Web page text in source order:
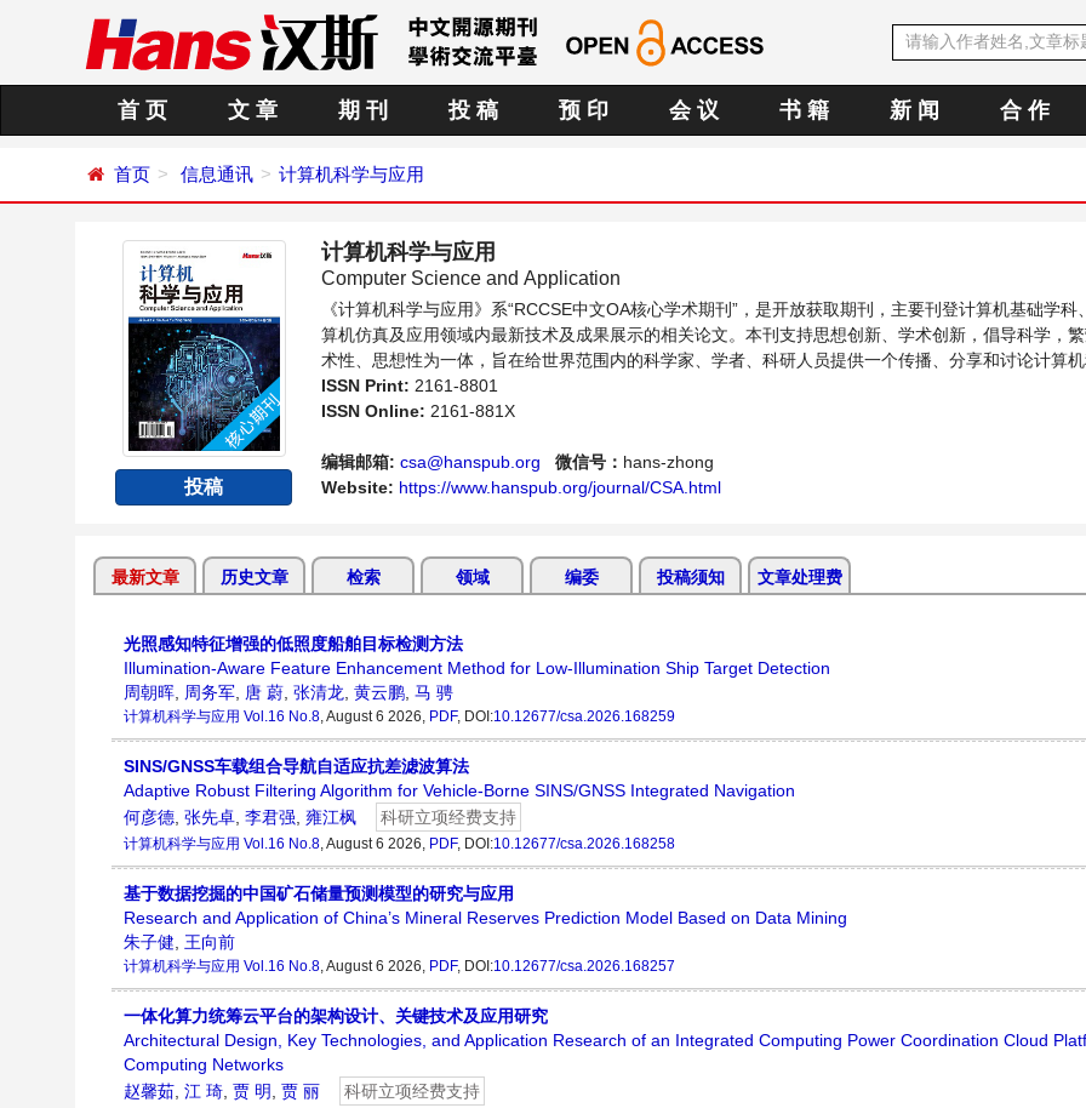
首 页 文 章 期 刊 投 稿 预 印 会 议 书 籍 新 闻 合 作
首页 信息通讯 计算机科学与应用
投稿
计算机科学与应用
Computer Science and Application
《计算机科学与应用》系“RCCSE中文OA核心学术期刊”，是开放获取期刊，主要刊登计算机基础学科
算机仿真及应用领域内最新技术及成果展示的相关论文。本刊支持思想创新、学术创新，倡导科学，
术性、思想性为一体，旨在给世界范围内的科学家、学者、科研人员提供一个传播、分享和讨论计算
同方向问题与发展的交流平台。
ISSN Print: 2161-8801
ISSN Online: 2161-881X
编辑邮箱: csa@hanspub.org 微信号： hans-zhong
Website: https://www.hanspub.org/journal/CSA.html
最新文章 历史文章 检索 领域 编委 投稿须知 文章处理费
光照感知特征增强的低照度船舶目标检测方法
Illumination-Aware Feature Enhancement Method for Low-Illumination Ship Target Detection
周朝晖, 周务军, 唐 蔚, 张清龙, 黄云鹏, 马 骋
计算机科学与应用 Vol.16 No.8, August 6 2026, PDF, DOI:10.12677/csa.2026.168259
SINS/GNSS车载组合导航自适应抗差滤波算法
Adaptive Robust Filtering Algorithm for Vehicle-Borne SINS/GNSS Integrated Navigation
何彦德, 张先卓, 李君强, 雍江枫 科研立项经费支持
计算机科学与应用 Vol.16 No.8, August 6 2026, PDF, DOI:10.12677/csa.2026.168258
基于数据挖掘的中国矿石储量预测模型的研究与应用
Research and Application of China’s Mineral Reserves Prediction Model Based on Data Mining
朱子健, 王向前
计算机科学与应用 Vol.16 No.8, August 6 2026, PDF, DOI:10.12677/csa.2026.168257
一体化算力统筹云平台的架构设计、关键技术及应用研究
Architectural Design, Key Technologies, and Application Research of an Integrated Computing Power Coordination Cloud
Computing Networks
赵馨茹, 江 琦, 贾 明, 贾 丽 科研立项经费支持